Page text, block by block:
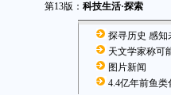
第13版： 科技生活·探索
探寻历史 感知
天文学家称可
图片新闻
4.4亿年前鱼